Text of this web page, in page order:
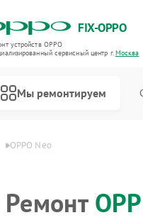
FIX-OPPO
устройств OPPO
cервисный центр г.Москва
Мы ремонтируем
OPPO Neo
Ремонт